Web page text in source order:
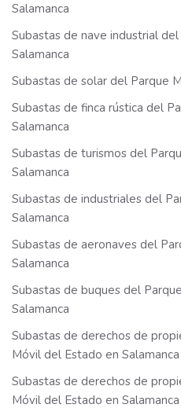
Salamanca
Subastas de nave industrial
Salamanca
Subastas de solar del Parque
Subastas de finca rústica del
Salamanca
Subastas de turismos del
Salamanca
Subastas de industriales del
Salamanca
Subastas de aeronaves del
Salamanca
Subastas de buques del
Salamanca
Subastas de derechos de
Móvil del Estado en Salamanca
Subastas de derechos de
Móvil del Estado en Salamanca